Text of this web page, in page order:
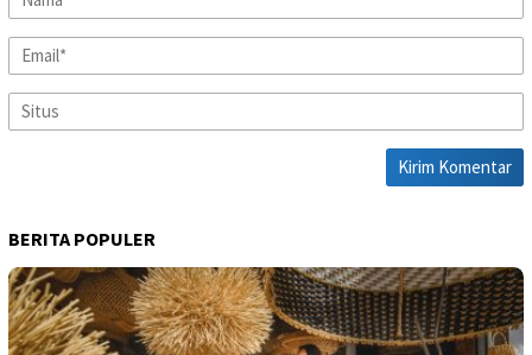
BERITA POPULER